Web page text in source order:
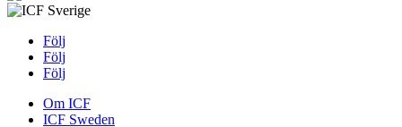
Följ
Följ
Följ
Om ICF
ICF Sweden